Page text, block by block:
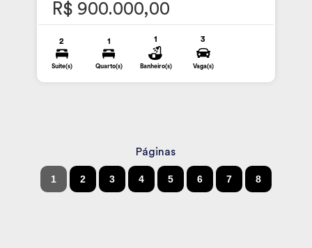
R$ 900.000,00
2
Suite(s)
1
Quarto(s)
1
Banheiro(s)
3
Vaga(s)
Páginas
1 2 3 4 5 6 7 8